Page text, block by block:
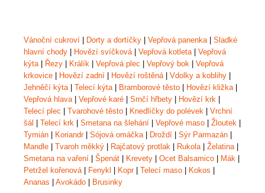
Vánoční cukroví Dorty a dortíčky Vepřová panenka| Sladké
hlavní chody
Hovězí svíčková| Vepřová kotleta| Vepřová
kýta| Řezy Králík Vepřová plec Vepřový bok
Vepřová
krkovice
Hovězí zadní Hovězí roštěná| Vdolky a koblihy
Jehněčí kýta| Telecí kýta| Bramborové těsto Hovězí kližka|
Vepřová hlava| Vepřové karé Srnčí hřbety Hovězí krk
Telecí plec
Tvarohové těsto Knedlíčky do polévek
Vrchní
šál
Telecí krk Smetana na šlehání Vepřové maso Žloutek
Tymián
Koriandr| Sójová omáčka| Droždí Sýr Parmazán
Mandle
Tvaroh měkký Rajčatový protlak Rukola| Želatina|
Smetana na vaření
Špenát Krevety Ocet Balsamico Mák
Petržel kořenová| Fenykl Kopr| Telecí maso Kokos
Ananas
Avokádo Brusinky